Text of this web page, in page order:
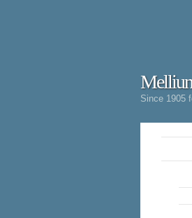
Melliun
Since 1905